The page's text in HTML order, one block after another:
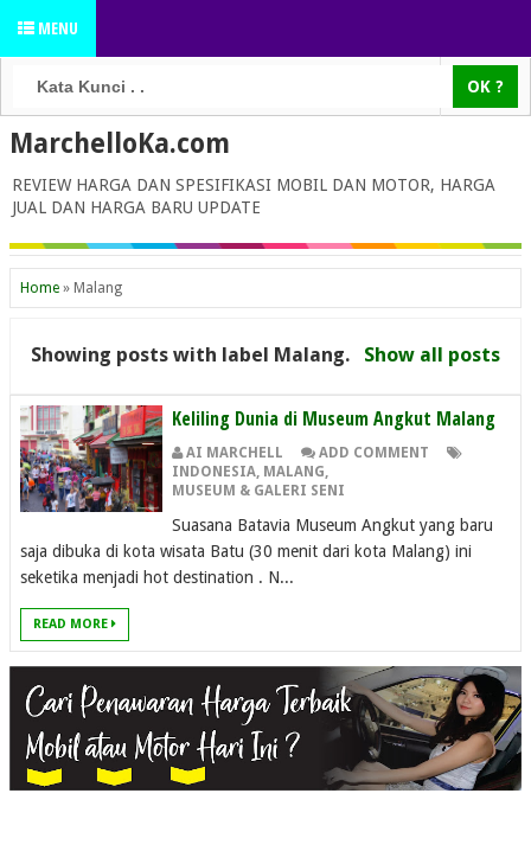
MENU
MarchelloKa.com
REVIEW HARGA DAN SPESIFIKASI MOBIL DAN MOTOR, HARGA
JUAL DAN HARGA BARU UPDATE
Home » Malang
Showing posts with label Malang. Show all posts
Keliling Dunia di Museum Angkut Malang
AI MARCHELL
ADD COMMENT
INDONESIA, MALANG,
MUSEUM & GALERI SENI
Suasana Batavia Museum Angkut yang baru
saja dibuka di kota wisata Batu (30 menit dari kota Malang) ini
seketika menjadi hot destination . N...
READ MORE